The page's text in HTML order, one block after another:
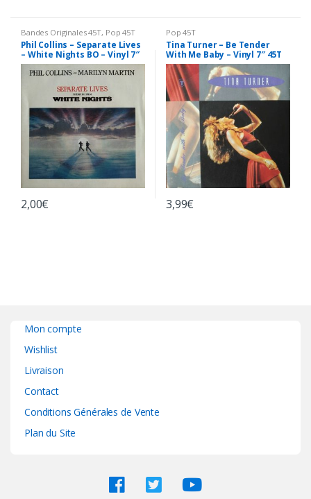
Bandes Originales 45T, Pop 45T
Phil Collins – Separate Lives
– White Nights BO – Vinyl 7″
45T (Single)
2,00€
Pop 45T
Tina Turner – Be Tender
With Me Baby – Vinyl 7″ 45T
(Single)
3,99€
Mon compte
Wishlist
Livraison
Contact
Conditions Générales de Vente
Plan du Site